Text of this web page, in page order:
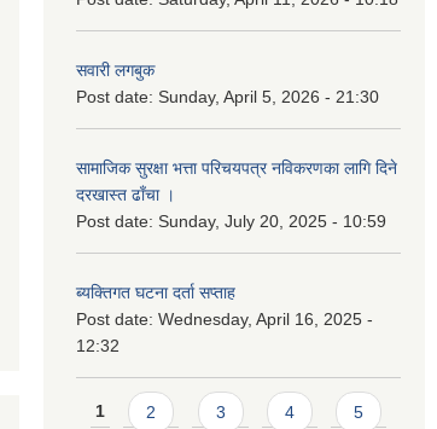
सवारी लगबुक
Post date: Sunday, April 5, 2026 - 21:30
सामाजिक सुरक्षा भत्ता परिचयपत्र नविकरणका लागि दिने
दरखास्त ढाँचा ।
Post date: Sunday, July 20, 2025 - 10:59
ब्यक्तिगत घटना दर्ता सप्ताह
Post date: Wednesday, April 16, 2025 -
12:32
Pages
1 2 3 4 5